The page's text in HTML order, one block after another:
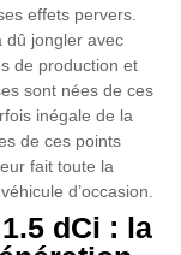
effets pervers.
dû jongler avec
de production et
sont nées de ces
inégale de la
de ces points
fait toute la
d’occasion.
dCi : la